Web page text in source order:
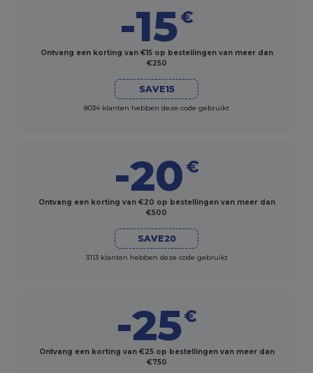
-15€
Ontvang een korting van €15 op bestellingen van meer dan
€250
SAVE15
8034 klanten hebben deze code gebruikt
-20 €
Ontvang een korting van €20 op bestellingen van meer dan
€500
SAVE20
3113 klanten hebben deze code gebruikt
-25€
Ontvang een korting van €25 op bestellingen van meer dan
€750